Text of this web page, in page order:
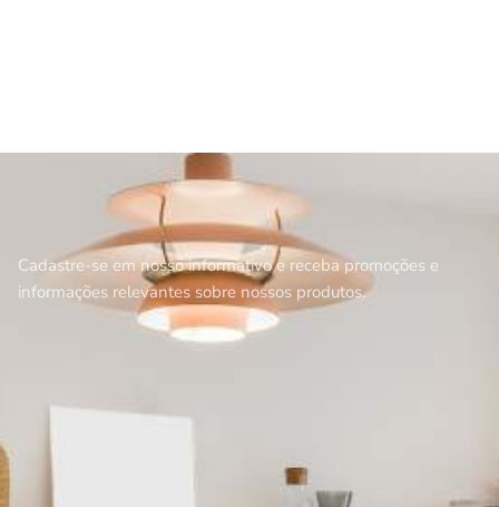
Cadastre-se em nosso informativo e receba promoções e
informações relevantes sobre nossos produtos.